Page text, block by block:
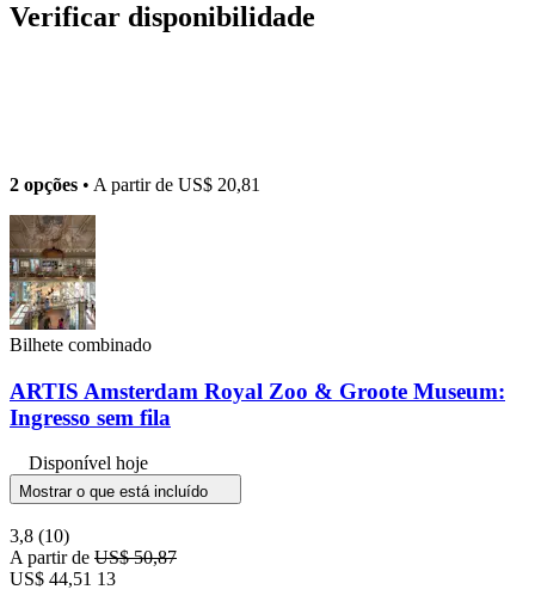
Verificar disponibilidade
2 opções • A partir de US$ 20,81
Bilhete combinado
ARTIS Amsterdam Royal Zoo & Groote Museum:
Ingresso sem fila
Disponível hoje
Mostrar o que está incluído
3,8 (10)
A partir de US$ 50,87
US$ 44,51 13